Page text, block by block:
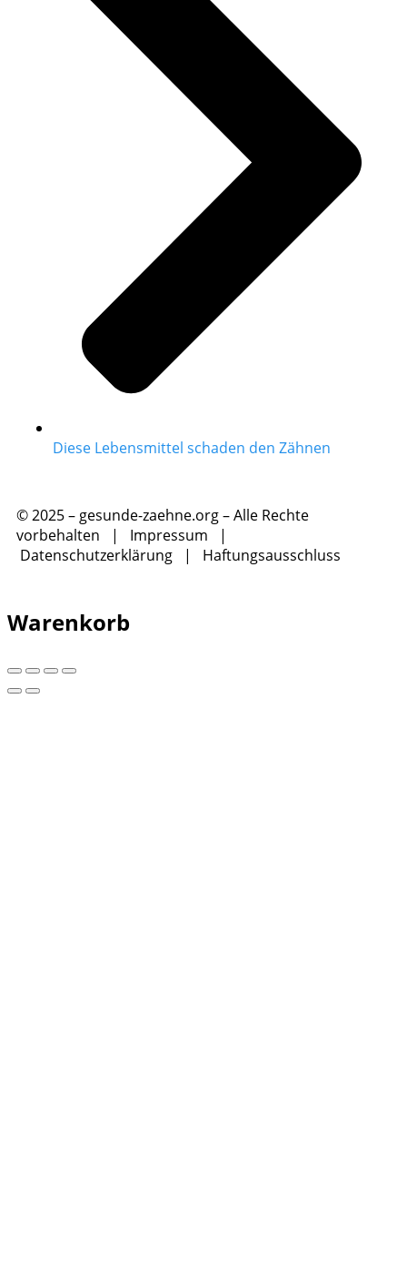
Diese Lebensmittel schaden den Zähnen
© 2025 – gesunde-zaehne.org – Alle Rechte
vorbehalten | Impressum |
Datenschutzerklärung | Haftungsausschluss
Warenkorb